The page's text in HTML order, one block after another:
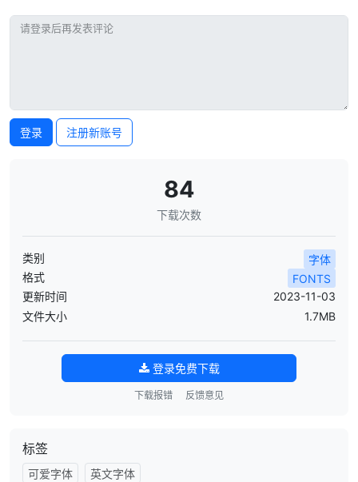
登录 注册新账号
84
下载次数
类别
字体
格式
FONTS
更新时间
2023-11-03
文件大小
1.7MB
登录免费下载
下载报错 反馈意见
标签
可爱字体 英文字体